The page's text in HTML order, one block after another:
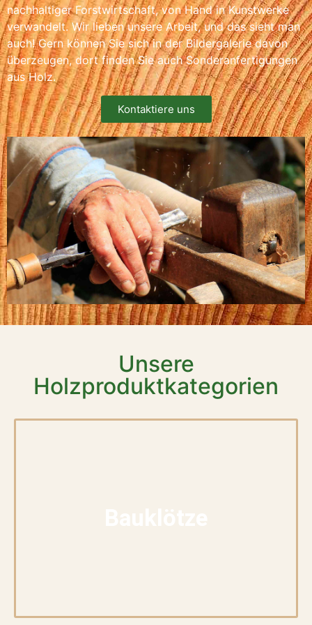
nachhaltiger Forstwirtschaft, von Hand in Kunstwerke
verwandelt. Wir lieben unsere Arbeit, und das sieht man
auch! Gern können Sie sich in der Bildergalerie davon
überzeugen, dort finden Sie auch Sonderanfertigungen
aus Holz.
Kontaktiere uns
Unsere
Holzproduktkategorien